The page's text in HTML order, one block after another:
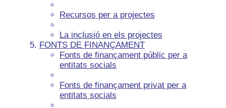
Recursos per a projectes
La inclusió en els projectes
FONTS DE FINANÇAMENT
Fonts de finançament públic per a
entitats socials
Fonts de finançament privat per a
entitats socials